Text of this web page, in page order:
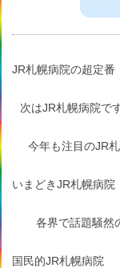
JR札幌病院の超定番
次はJR札幌病院で
今年も注目のJR
いまどきJR札幌病院
各界で話題騒然
国民的JR札幌病院